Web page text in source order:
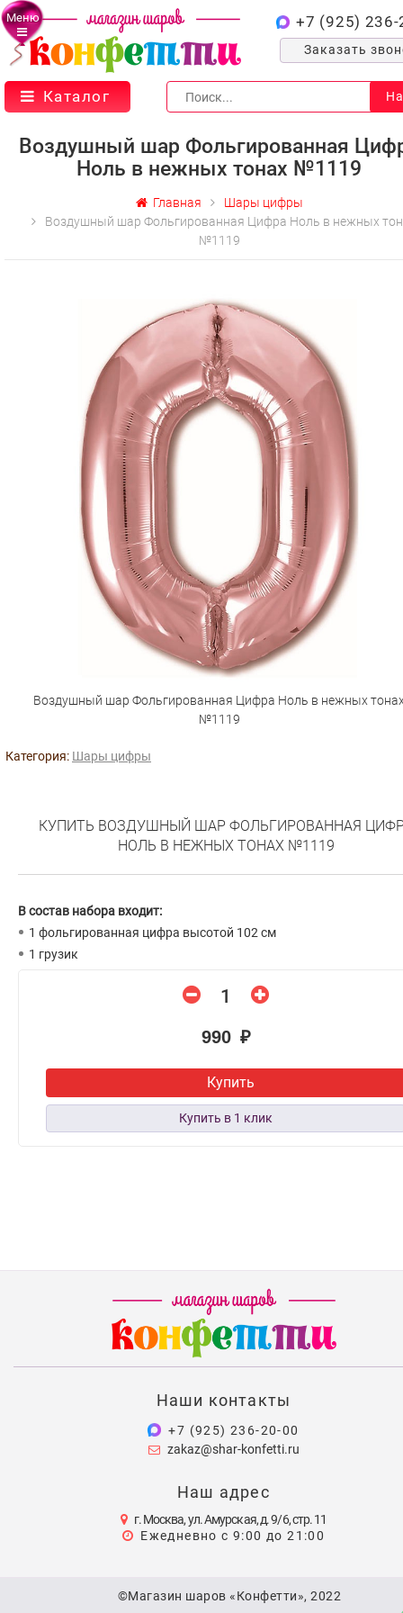
Меню +7 (925) 236-
Заказать
Каталог
Воздушный шар Фольгированная
Ноль в нежных тонах №1119
Главная
Шары цифры
Воздушный шар Фольгированная Цифра Ноль в нежных
№1119
Воздушный шар Фольгированная Цифра Ноль в нежных
№1119
Категория: Шары цифры
КУПИТЬ ВОЗДУШНЫЙ ШАР ФОЛЬГИРОВАННАЯ
НОЛЬ В НЕЖНЫХ ТОНАХ №1119
В состав набора входит:
1 фольгированная цифра высотой 102 см
1 грузик
990 ₽
Купить
Наши контакты
+7 (925) 236-20-00
zakaz@shar-konfetti.ru
Наш адрес
г. Москва, ул. Амурская, д. 9/6, стр. 11
Ежедневно с 9:00 до 21:00
©Магазин шаров «Конфетти», 2022